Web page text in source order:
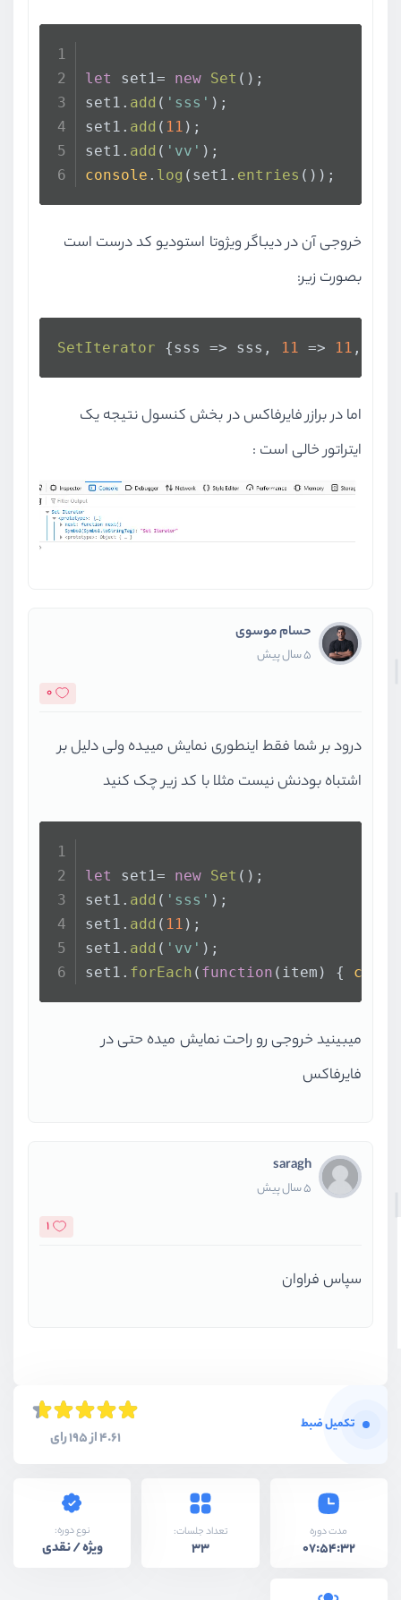
let set1= new Set ();
set1. add ( 'sss' );
set1. add ( 11 );
set1. add ( 'vv' );
console . log (set1. entries ());
خروجی آن در دیباگر ویژوتا استودیو کد درست است
بصورت زیر:
SetIterator {sss => sss, 11 => 11 ,
اما در برازر فایرفاکس در بخش کنسول نتیجه یک
ایتراتور خالی است :
حسام موسوی
5 سال پیش
0
درود بر شما فقط اینطوری نمایش مییده ولی دلیل بر
اشتباه بودنش نیست مثلا با کد زیر چک کنید
let set1= new Set ();
set1. add ( 'sss' );
set1. add ( 11 );
set1. add ( 'vv' );
set1. forEach ( function ( item ) {
میبینید خروجی رو راحت نمایش میده حتی در
فایرفاکس
saragh
5 سال پیش
1
سپاس فراوان
تکمیل ضبط
4.61 از 195 رای
مدت دوره
07:54:32
تعداد جلسات:
33
نوع دوره:
ویژه / نقدی